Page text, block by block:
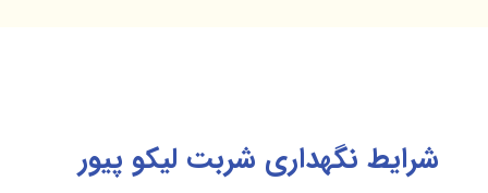
شرایط نگهداری شربت لیکو پیور